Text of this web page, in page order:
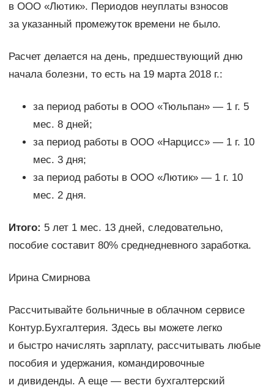
в ООО «Лютик». Периодов неуплаты взносов
за указанный промежуток времени не было.
Расчет делается на день, предшествующий дню
начала болезни, то есть на 19 марта 2018 г.:
за период работы в ООО «Тюльпан» — 1 г. 5
мес. 8 дней;
за период работы в ООО «Нарцисс» — 1 г. 10
мес. 3 дня;
за период работы в ООО «Лютик» — 1 г. 10
мес. 2 дня.
Итого: 5 лет 1 мес. 13 дней, следовательно,
пособие составит 80% среднедневного заработка.
Ирина Смирнова
Рассчитывайте больничные в облачном сервисе
Контур.Бухгалтерия. Здесь вы можете легко
и быстро начислять зарплату, рассчитывать любые
пособия и удержания, командировочные
и дивиденды. А еще — вести бухгалтерский